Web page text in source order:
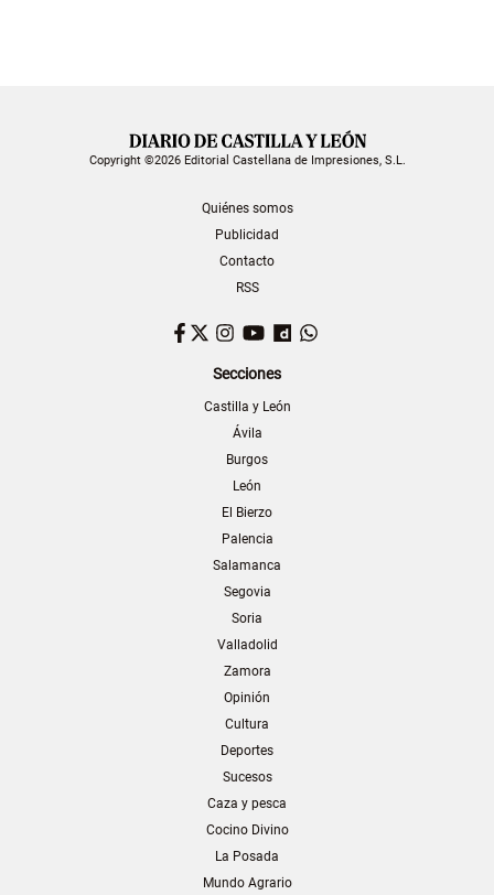
Copyright ©2026 Editorial Castellana de Impresiones, S.L.
Quiénes somos
Publicidad
Contacto
RSS
Facebook
TwitterInstagram
YouTubeDailymotion
Secciones
Castilla y León
Ávila
Burgos
León
El Bierzo
Palencia
Salamanca
Segovia
Soria
Valladolid
Zamora
Opinión
Cultura
Deportes
Sucesos
Caza y pesca
Cocino Divino
La Posada
Mundo Agrario